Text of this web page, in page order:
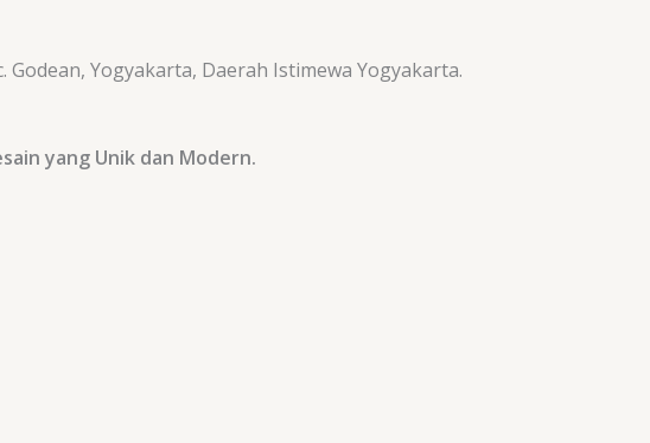
Godean, Yogyakarta, Daerah Istimewa Yogyakarta.
yang Unik dan Modern.